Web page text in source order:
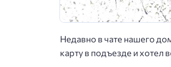
Недавно в чате нашего
карту в подъезде и хотел